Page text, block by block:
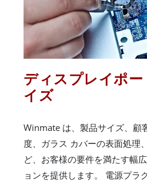
ディスプレイポ
イズ
Winmate は、製品サイズ、顧
度、ガラス カバーの表面処理
ど、お客様の要件を満たす幅
ョンを提供します。 電源プラ